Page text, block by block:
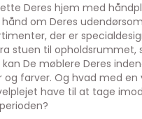
Deres hjem med
om Deres
der er
stuen til
De møblere Deres
og farver. Og hvad med en
have til at tage